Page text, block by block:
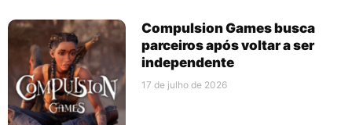
Compulsion Games busca
parceiros após voltar a ser
independente
17 de julho de 2026